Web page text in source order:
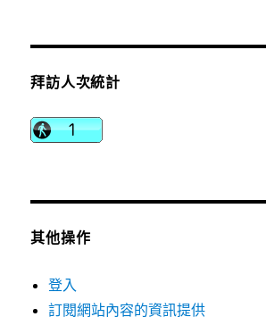
拜訪人次統計
其他操作
登入
訂閱網站內容的資訊提供